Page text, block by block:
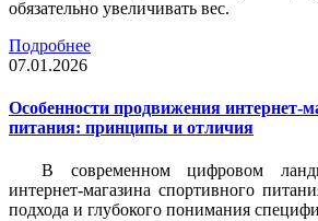
обязательно увеличивать вес.
Подробнее
07.01.2026
Особенности продвижения интернет-
питания: принципы и отличия
В современном цифровом
интернет-магазина спортивного
подхода и глубокого понимания